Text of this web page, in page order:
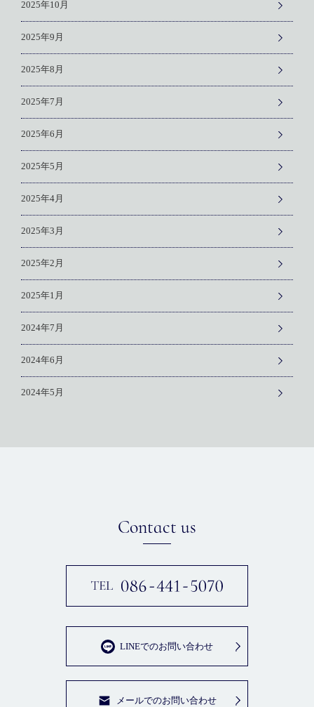
2025年10月
2025年9月
2025年8月
2025年7月
2025年6月
2025年5月
2025年4月
2025年3月
2025年2月
2025年1月
2024年7月
2024年6月
2024年5月
Contact us
LINEでのお問い合わせ
メールでのお問い合わせ